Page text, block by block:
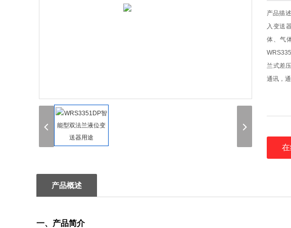
产品描
入变送
体、气
兰式差
通讯，
产品概述
一、产品简介